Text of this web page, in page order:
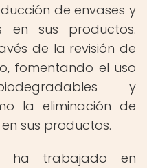
de envases y
en sus productos.
de la revisión de
fomentando el uso
y
la eliminación de
sus productos.
ha trabajado en